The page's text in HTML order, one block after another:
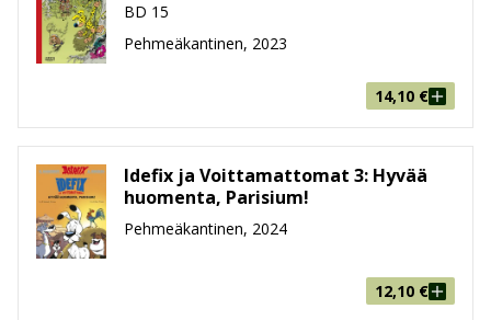
BD 15
Pehmeäkantinen, 2023
14,10 €
Idefix ja Voittamattomat 3: Hyvää
huomenta, Parisium!
Pehmeäkantinen, 2024
12,10 €